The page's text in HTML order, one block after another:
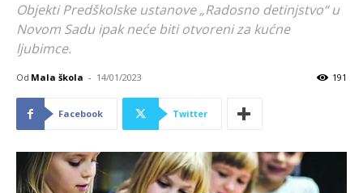
Objekti Predškolske ustanove „Radosno detinjstvo“ u
Novom Sadu ipak neće biti otvoreni za kućne
ljubimce.
Od Mala škola - 14/01/2023 191
Facebook Twitter